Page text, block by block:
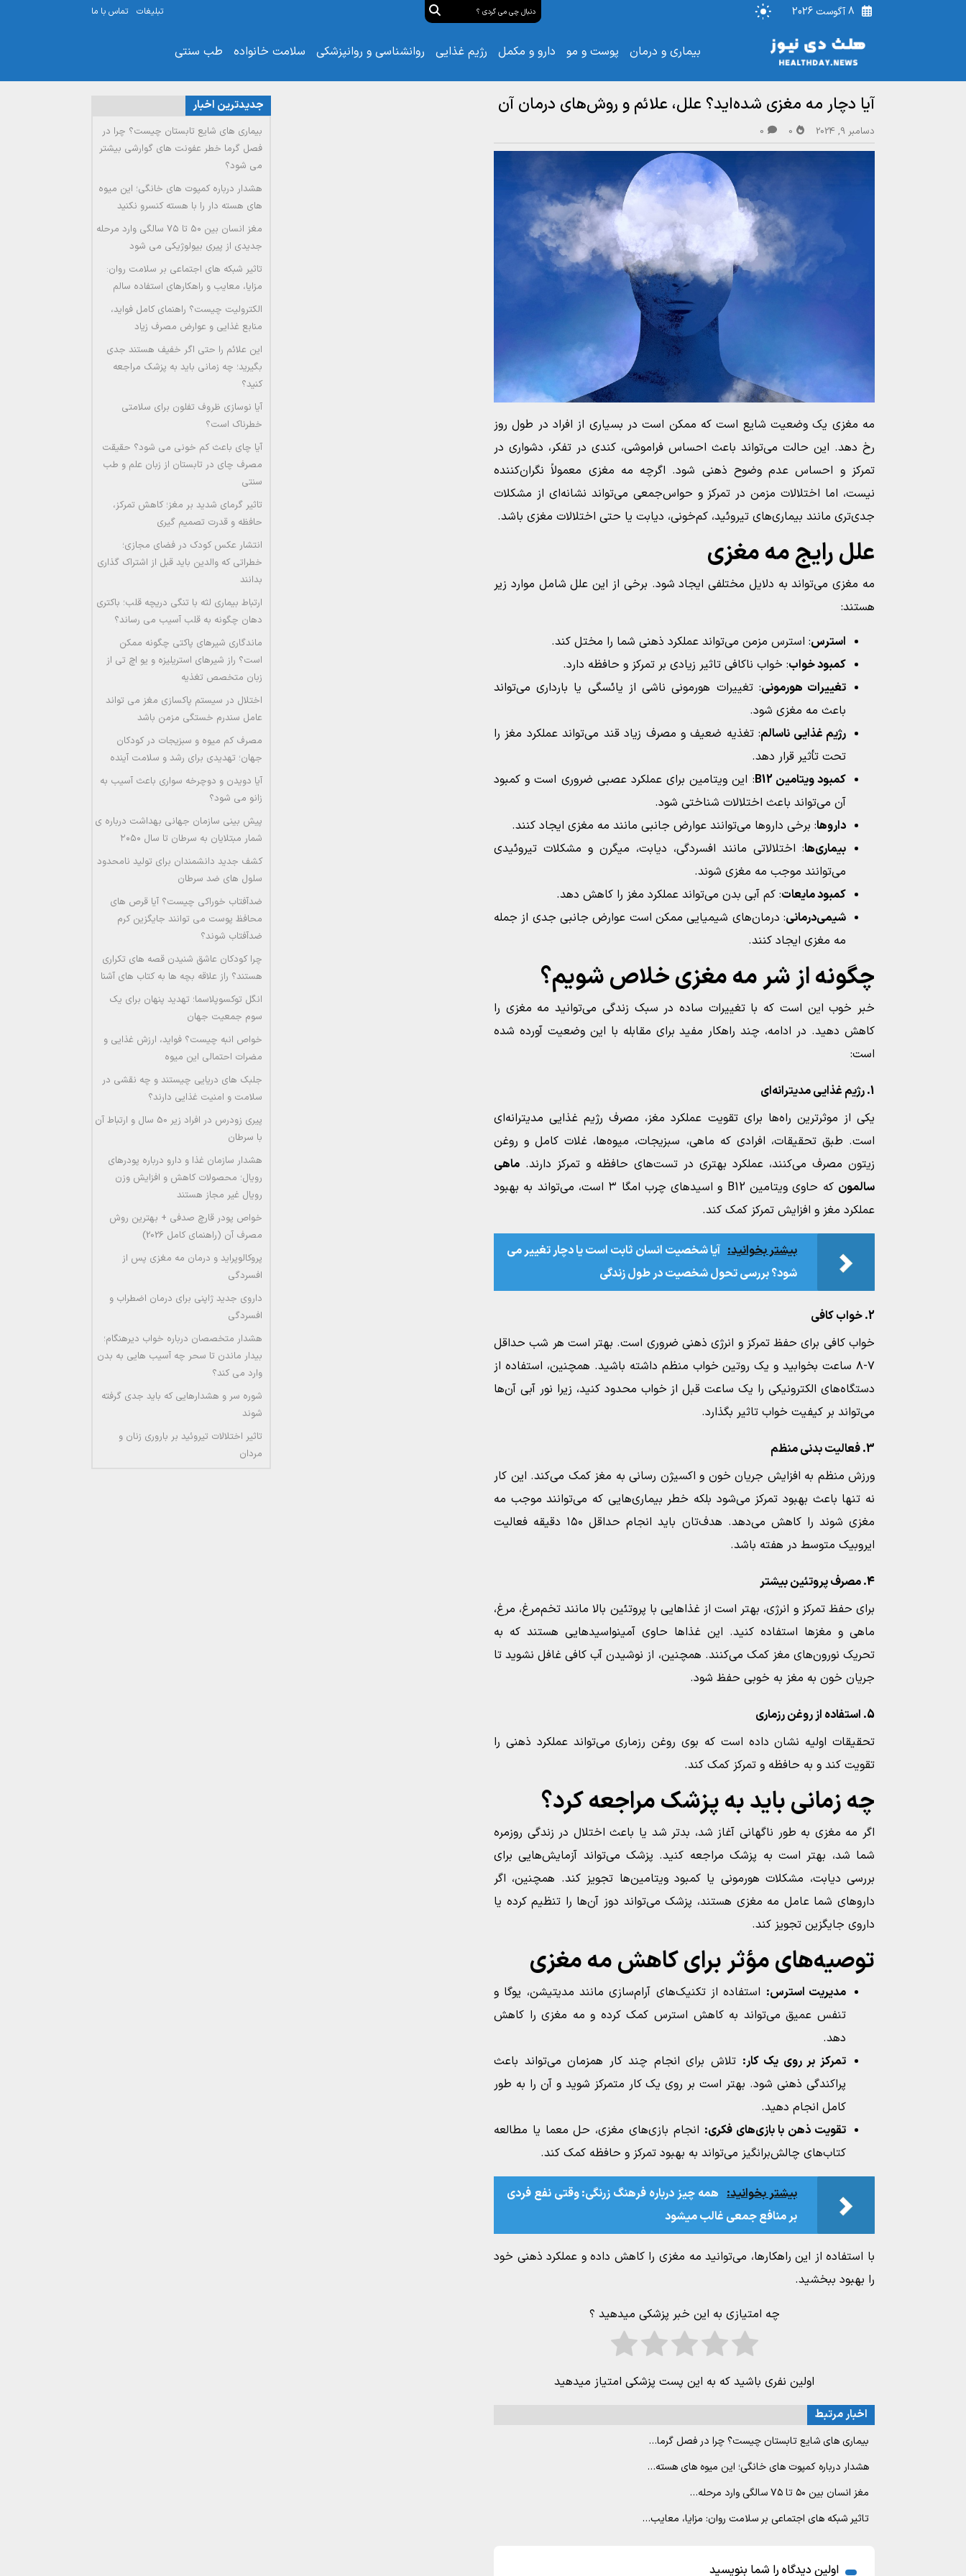
8 آگوست 2026 تبلیغات تماس با ما
بیماری و درمان پوست و مو دارو و مکمل رژیم غذایی روانشناسی و روانپزشکی سلامت خانواده طب سنتی
آیا دچار مه مغزی شده‌اید؟ علل، علائم و روش‌های درمان آن
دسامبر 9, 2024 0
0
مه مغزی یک وضعیت شایع است که ممکن است در بسیاری از افراد در طول روز
رخ دهد. این حالت می‌تواند باعث احساس فراموشی، کندی در تفکر، دشواری در
تمرکز و احساس عدم وضوح ذهنی شود. اگرچه مه مغزی معمولاً نگران‌کننده
نیست، اما اختلالات مزمن در تمرکز و حواس‌جمعی می‌تواند نشانه‌ای از مشکلات
جدی‌تری مانند بیماری‌های تیروئید، کم‌خونی، دیابت یا حتی اختلالات مغزی باشد.
علل رایج مه مغزی
مه مغزی می‌تواند به دلایل مختلفی ایجاد شود. برخی از این علل شامل موارد زیر
هستند:
استرس: استرس مزمن می‌تواند عملکرد ذهنی شما را مختل کند.
کمبود خواب: خواب ناکافی تاثیر زیادی بر تمرکز و حافظه دارد.
تغییرات هورمونی: تغییرات هورمونی ناشی از یائسگی یا بارداری می‌تواند
باعث مه مغزی شود.
رژیم غذایی ناسالم: تغذیه ضعیف و مصرف زیاد قند می‌تواند عملکرد مغز را
تحت تأثیر قرار دهد.
کمبود ویتامین B12
: این ویتامین برای عملکرد عصبی ضروری است و کمبود
آن می‌تواند باعث اختلالات شناختی شود.
داروها: برخی داروها می‌توانند عوارض جانبی مانند مه مغزی ایجاد کنند.
بیماری‌ها: اختلالاتی مانند افسردگی، دیابت، میگرن و مشکلات تیروئیدی
می‌توانند موجب مه مغزی شوند.
کمبود مایعات: کم آبی بدن می‌تواند عملکرد مغز را کاهش دهد.
شیمی‌درمانی: درمان‌های شیمیایی ممکن است عوارض جانبی جدی از جمله
مه مغزی ایجاد کنند.
چگونه از شر مه مغزی خلاص شویم؟
خبر خوب این است که با تغییرات ساده در سبک زندگی می‌توانید مه مغزی را
کاهش دهید. در ادامه، چند راهکار مفید برای مقابله با این وضعیت آورده شده
است:
1. رژیم غذایی مدیترانه‌ای
یکی از موثرترین راه‌ها برای تقویت عملکرد مغز، مصرف رژیم غذایی مدیترانه‌ای
است. طبق تحقیقات، افرادی که ماهی، سبزیجات، میوه‌ها، غلات کامل و روغن
زیتون مصرف می‌کنند، عملکرد بهتری در تست‌های حافظه و تمرکز دارند. ماهی
سالمون
که حاوی ویتامین B12 و اسیدهای چرب امگا ۳ است، می‌تواند به بهبود
عملکرد مغز و افزایش تمرکز کمک کند.
بیشتر بخوانید: آیا شخصیت انسان ثابت است یا دچار تغییر می‌
شود؟ بررسی تحول شخصیت در طول زندگی
2. خواب کافی
خواب کافی برای حفظ تمرکز و انرژی ذهنی ضروری است. بهتر است هر شب حداقل
۷-۸ ساعت بخوابید و یک روتین خواب منظم داشته باشید. همچنین، استفاده از
دستگاه‌های الکترونیکی را یک ساعت قبل از خواب محدود کنید، زیرا نور آبی آن‌ها
می‌تواند بر کیفیت خواب تاثیر بگذارد.
3. فعالیت بدنی منظم
ورزش منظم به افزایش جریان خون و اکسیژن رسانی به مغز کمک می‌کند. این کار
نه تنها باعث بهبود تمرکز می‌شود بلکه خطر بیماری‌هایی که می‌توانند موجب مه
مغزی شوند را کاهش می‌دهد. هدف‌تان باید انجام حداقل ۱۵۰ دقیقه فعالیت
ایروبیک متوسط در هفته باشد.
4. مصرف پروتئین بیشتر
برای حفظ تمرکز و انرژی، بهتر است از غذاهایی با پروتئین بالا مانند تخم‌مرغ، مرغ،
ماهی و مغزها استفاده کنید. این غذاها حاوی آمینواسیدهایی هستند که به
تحریک نورون‌های مغز کمک می‌کنند. همچنین، از نوشیدن آب کافی غافل نشوید تا
جریان خون به مغز به خوبی حفظ شود.
5. استفاده از روغن رزماری
تحقیقات اولیه نشان داده است که بوی روغن رزماری می‌تواند عملکرد ذهنی را
تقویت کند و به حافظه و تمرکز کمک کند.
چه زمانی باید به پزشک مراجعه کرد؟
اگر مه مغزی به طور ناگهانی آغاز شد، بدتر شد یا باعث اختلال در زندگی روزمره
شما شد، بهتر است به پزشک مراجعه کنید. پزشک می‌تواند آزمایش‌هایی برای
بررسی دیابت، مشکلات هورمونی یا کمبود ویتامین‌ها تجویز کند. همچنین، اگر
داروهای شما عامل مه مغزی هستند، پزشک می‌تواند دوز آن‌ها را تنظیم کرده یا
داروی جایگزین تجویز کند.
توصیه‌های مؤثر برای کاهش مه مغزی
مدیریت استرس: استفاده از تکنیک‌های آرام‌سازی مانند مدیتیشن، یوگا و
تنفس عمیق می‌تواند به کاهش استرس کمک کرده و مه مغزی را کاهش
دهد.
تمرکز بر روی یک کار: تلاش برای انجام چند کار همزمان می‌تواند باعث
پراکندگی ذهنی شود. بهتر است بر روی یک کار متمرکز شوید و آن را به طور
کامل انجام دهید.
تقویت ذهن با بازی‌های فکری: انجام بازی‌های مغزی، حل معما یا مطالعه
کتاب‌های چالش‌برانگیز می‌تواند به بهبود تمرکز و حافظه کمک کند.
بیشتر بخوانید: همه چیز درباره فرهنگ زرنگی:‌ وقتی نفع فردی
بر منافع جمعی غالب میشود
با استفاده از این راهکارها، می‌توانید مه مغزی را کاهش داده و عملکرد ذهنی خود
را بهبود ببخشید.
چه امتیازی به این خبر پزشکی میدهید ؟
اولین نفری باشید که به این پست پزشکی امتیاز میدهید
اخبار مرتبط
بیماری های شایع تابستان چیست؟ چرا در فصل گرما…
هشدار درباره کمپوت های خانگی؛ این میوه های هسته…
مغز انسان بین ۵۰ تا ۷۵ سالگی وارد مرحله…
تاثیر شبکه های اجتماعی بر سلامت روان: مزایا، معایب…
اولین دیدگاه را شما بنویسید
جدیدترین اخبار
بیماری های شایع تابستان چیست؟ چرا در
فصل گرما خطر عفونت های گوارشی بیشتر
می شود؟
هشدار درباره کمپوت های خانگی؛ این میوه
های هسته دار را با هسته کنسرو نکنید
مغز انسان بین ۵۰ تا ۷۵ سالگی وارد مرحله
جدیدی از پیری بیولوژیکی می شود
تاثیر شبکه های اجتماعی بر سلامت روان:
مزایا، معایب و راهکارهای استفاده سالم
الکترولیت چیست؟ راهنمای کامل فواید،
منابع غذایی و عوارض مصرف زیاد
این علائم را حتی اگر خفیف هستند جدی
بگیرید؛ چه زمانی باید به پزشک مراجعه
کنید؟
آیا نوسازی ظروف تفلون برای سلامتی
خطرناک است؟
آیا چای باعث کم خونی می شود؟ حقیقت
مصرف چای در تابستان از زبان علم و طب
سنتی
تاثیر گرمای شدید بر مغز؛ کاهش تمرکز،
حافظه و قدرت تصمیم گیری
انتشار عکس کودک در فضای مجازی؛
خطراتی که والدین باید قبل از اشتراک گذاری
بدانند
ارتباط بیماری لثه با تنگی دریچه قلب؛ باکتری
دهان چگونه به قلب آسیب می رساند؟
ماندگاری شیرهای پاکتی چگونه ممکن
است؟ راز شیرهای استریلیزه و یو اچ تی از
زبان متخصص تغذیه
اختلال در سیستم پاکسازی مغز می تواند
عامل سندرم خستگی مزمن باشد
مصرف کم میوه و سبزیجات در کودکان
جهان؛ تهدیدی برای رشد و سلامت آینده
آیا دویدن و دوچرخه سواری باعث آسیب به
زانو می شود؟
پیش بینی سازمان جهانی بهداشت درباره ی
شمار مبتلایان به سرطان تا سال ۲۰۵۰
کشف جدید دانشمندان برای تولید نامحدود
سلول های ضد سرطان
ضدآفتاب خوراکی چیست؟ آیا قرص های
محافظ پوست می توانند جایگزین کرم
ضدآفتاب شوند؟
چرا کودکان عاشق شنیدن قصه های تکراری
هستند؟ راز علاقه بچه ها به کتاب های آشنا
انگل توکسوپلاسما؛ تهدید پنهان برای یک
سوم جمعیت جهان
خواص انبه چیست؟ فواید، ارزش غذایی و
مضرات احتمالی این میوه
جلبک های دریایی چیستند و چه نقشی در
سلامت و امنیت غذایی دارند؟
پیری زودرس در افراد زیر 50 سال و ارتباط آن
با سرطان
هشدار سازمان غذا و دارو درباره پودرهای
رویال؛ محصولات کاهش و افزایش وزن
رویال غیر مجاز هستند
خواص پودر قارچ صدفی + بهترین روش
مصرف آن (راهنمای کامل 2026)
پروکالوپراید و درمان مه مغزی پس از
افسردگی
داروی جدید ژاپنی برای درمان اضطراب و
افسردگی
هشدار متخصصان درباره خواب دیرهنگام؛
بیدار ماندن تا سحر چه آسیب هایی به بدن
وارد می کند؟
شوره سر و هشدارهایی که باید جدی گرفته
شوند
تاثیر اختلالات تیروئید بر باروری زنان و
مردان